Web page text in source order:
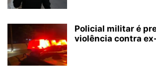
Policial militar é
violência contra